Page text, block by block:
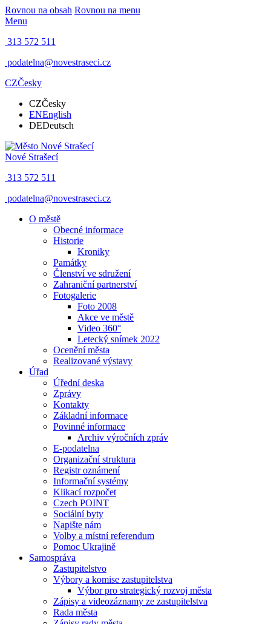
Rovnou na obsah Rovnou na menu
Menu
313 572 511
podatelna@novestraseci.cz
CZČesky
CZČesky
ENEnglish
DEDeutsch
Nové Strašecí
313 572 511
podatelna@novestraseci.cz
O městě
Obecné informace
Historie
Kroniky
Památky
Členství ve sdružení
Zahraniční partnerství
Fotogalerie
Foto 2008
Akce ve městě
Video 360°
Letecký snímek 2022
Ocenění města
Realizované výstavy
Úřad
Úřední deska
Zprávy
Kontakty
Základní informace
Povinné informace
Archiv výročních zpráv
E-podatelna
Organizační struktura
Registr oznámení
Informační systémy
Klikací rozpočet
Czech POINT
Sociální byty
Napište nám
Volby a místní referendum
Pomoc Ukrajině
Samospráva
Zastupitelstvo
Výbory a komise zastupitelstva
Výbor pro strategický rozvoj města
Zápisy a videozáznamy ze zastupitelstva
Rada města